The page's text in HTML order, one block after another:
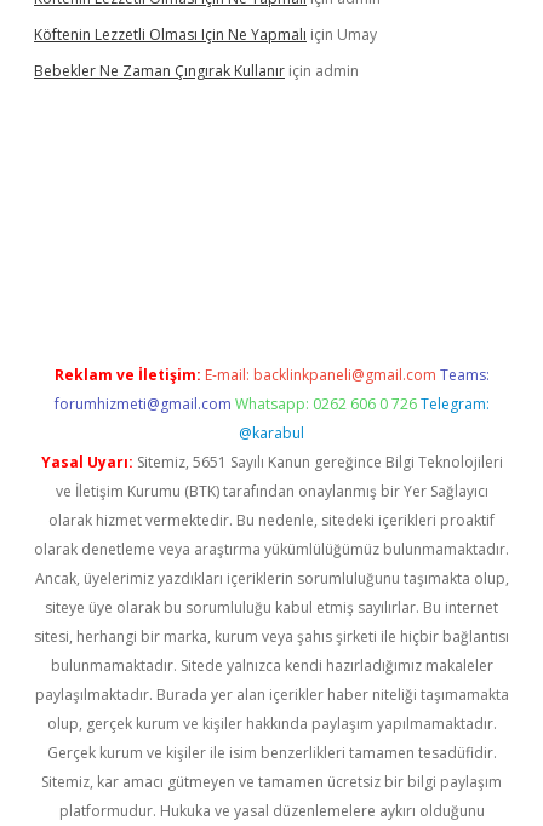
Köftenin Lezzetli Olması Için Ne Yapmalı için Umay
Bebekler Ne Zaman Çıngırak Kullanır için admin
Reklam ve İletişim: E-mail: backlinkpaneli@gmail.com Teams:
forumhizmeti@gmail.com Whatsapp: 0262 606 0 726 Telegram:
@karabul
Yasal Uyarı: Sitemiz, 5651 Sayılı Kanun gereğince Bilgi Teknolojileri
ve İletişim Kurumu (BTK) tarafından onaylanmış bir Yer Sağlayıcı
olarak hizmet vermektedir. Bu nedenle, sitedeki içerikleri proaktif
olarak denetleme veya araştırma yükümlülüğümüz bulunmamaktadır.
Ancak, üyelerimiz yazdıkları içeriklerin sorumluluğunu taşımakta olup,
siteye üye olarak bu sorumluluğu kabul etmiş sayılırlar. Bu internet
sitesi, herhangi bir marka, kurum veya şahıs şirketi ile hiçbir bağlantısı
bulunmamaktadır. Sitede yalnızca kendi hazırladığımız makaleler
paylaşılmaktadır. Burada yer alan içerikler haber niteliği taşımamakta
olup, gerçek kurum ve kişiler hakkında paylaşım yapılmamaktadır.
Gerçek kurum ve kişiler ile isim benzerlikleri tamamen tesadüfidir.
Sitemiz, kar amacı gütmeyen ve tamamen ücretsiz bir bilgi paylaşım
platformudur. Hukuka ve yasal düzenlemelere aykırı olduğunu